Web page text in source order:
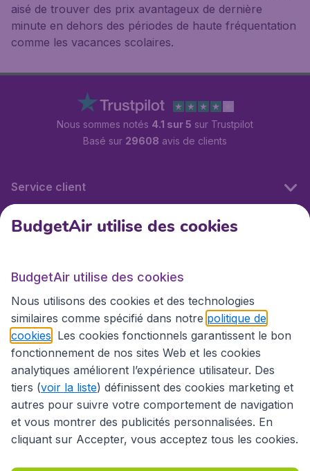
aisé de trouver des prix avantageux de dernière
minute en dehors des périodes de haute fréquentation
comme les vacances scolaires.
Nous sommes notés 4.1 sur 5 sur Trustpilot
Basé sur 29608 avis de clients
Service client
BudgetAir.fr
Sites internationaux
Déclaration d’accessibilité
Conditions générales
BudgetAir utilise des cookies
BudgetAir utilise des cookies
Nous utilisons des cookies et des technologies
similaires comme spécifié dans notre politique de
cookies . Les cookies fonctionnels garantissent le bon
fonctionnement de nos sites Web et les cookies
analytiques améliorent l’expérience utilisateur. Des
tiers (voir la liste) définissent des cookies marketing et
autres pour suivre votre comportement de navigation
et vous montrer des publicités personnalisées. En
cliquant sur Accepter, vous acceptez tous les cookies.